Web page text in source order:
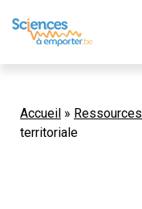
Accueil » Ressources
territoriale